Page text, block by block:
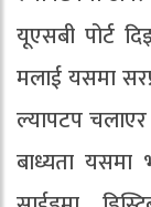
यूएसबी पोर्ट
मलाई यसमा
ल्यापटप चलाएर
बाध्यता